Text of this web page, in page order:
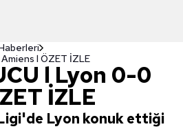
l ÖZET İZLE
l Lyon 0-0
İZLE
Lyon konuk ettiği